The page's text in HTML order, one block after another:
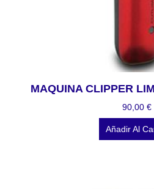
MAQUINA CLIPPER
90,00 €
Añadir Al